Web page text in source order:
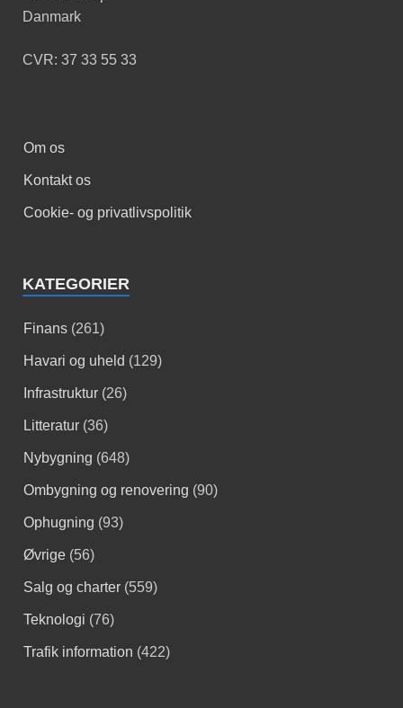
Danmark
CVR: 37 33 55 33
Om os
Kontakt os
Cookie- og privatlivspolitik
KATEGORIER
Finans (261)
Havari og uheld (129)
Infrastruktur (26)
Litteratur (36)
Nybygning (648)
Ombygning og renovering (90)
Ophugning (93)
Øvrige (56)
Salg og charter (559)
Teknologi (76)
Trafik information (422)